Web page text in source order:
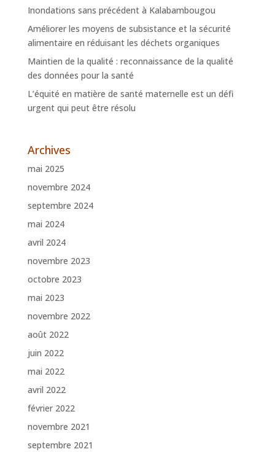
Inondations sans précédent à Kalabambougou
Améliorer les moyens de subsistance et la sécurité
alimentaire en réduisant les déchets organiques
Maintien de la qualité : reconnaissance de la qualité
des données pour la santé
L’équité en matière de santé maternelle est un défi
urgent qui peut être résolu
Archives
mai 2025
novembre 2024
septembre 2024
mai 2024
avril 2024
novembre 2023
octobre 2023
mai 2023
novembre 2022
août 2022
juin 2022
mai 2022
avril 2022
février 2022
novembre 2021
septembre 2021